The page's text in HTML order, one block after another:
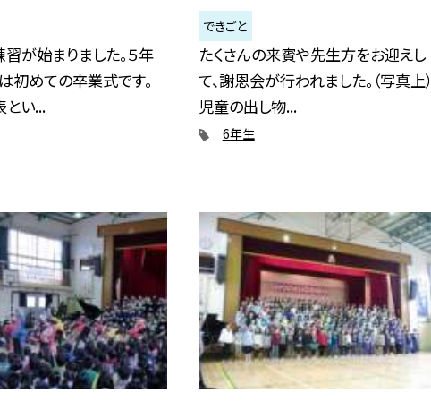
が始まりました。５年
初めての卒業式です。
い...
できごと
たくさんの来賓や先生方をお迎えし
て、謝恩会が行われました。（写真上）
児童の出し物...
6年生